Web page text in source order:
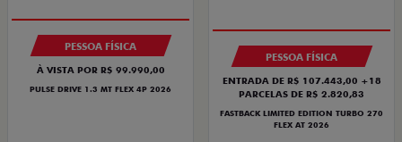
PESSOA FÍSICA
À VISTA POR R$ 99.990,00
PULSE DRIVE 1.3 MT FLEX 4P 2026
PESSOA FÍSICA
ENTRADA DE R$ 107.443,00 +18
PARCELAS DE R$ 2.820,83
FASTBACK LIMITED EDITION TURBO 270
FLEX AT 2026